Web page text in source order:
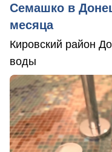
Семашко в
месяца
Кировский район
воды